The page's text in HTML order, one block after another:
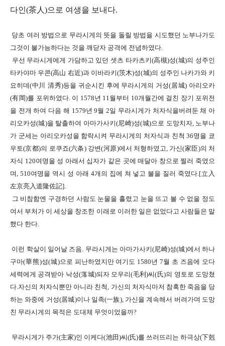
다인(茶人 )으로 여생을 보내다.
당초 여러 방법으로 무라시게의 뜻을 돌릴 방법을 시도했던 노부나가도
그것이 불가능하다는 것을 깨닫자 공격에 전념하였다
우선 무라시게에게 가담하고 있던 셋츠 타카츠키(高槻)성(城)의 성주인
타카야마 우콘(高山 右近)과 이바라키(茨木)성(城)의 성주인 나카가와 키
요히데(中川 清秀)등을 귀순시킨 후에 무라시게의 거성( 居城) 아리오카
(有岡)를 포위하였다. 이 1578년 11 월부터 10개월간에 걸친 장기 포위전
을 전개 하여 다음 해 1579년 9월 2일 무라시게가 처자식을버려둔 채 아
리오카성(城)을 탈출하여 아마가사키(尼崎)성(城)으로 도망치자, 노부나
가 군세는 아리오카성을 함락시켜 무라시게의 처자식과 친척 36명을 쿄
우토(京都)의 로쿠죠(六条) 강변(河原)에서 처형하였고 가신(家臣)의 처
자식 120여명을 성 아래서 십자가 같은 곳에 매달아 창으로 찔러 죽였으
며 , 510여명을 역시 성 아래 4개의 집에 쳐 넣고 불을 질러 죽였다 .[立入
左京亮入道隆佐記].
그 비참함엔 구경하던 사람도 눈물을 흘렸고 눈을 뜨고 볼 수 없을 정도
여서 부처가 이 세상을 창조한 이래로 이러한 일은 없었다고 사람들은 말
했다 한다
이런 학살이 일어날 즈음. 무라시게는 아마가사키(尼崎)성(城)에서 하나
구마(華熊)성(城)으로 피난하였지만 여기도 1580년 7월 초 즈음에 오다
세력에게 공격받아 낙성(落城)되자 모우리(毛利)씨(氏)의 영토로 도망쳤
다 자신의 처자식뿐만 아니라 친척
가신의 처자식마저 참혹한 죽음을 당
하는 와중에 거성(居城)이나 일족(一族), 가신을 계속해서 버려가며 도망
친 무라시게의 목적은 도대체 무엇이었을까?
무라시게가 주가(主家)인 이케다(池田)씨(氏)를 쓰러뜨리는 하극상(下剋